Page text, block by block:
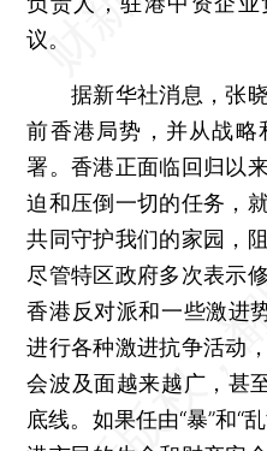
议。
据新华社消息，张晓
前香港局势，并从战
署。香港正面临回归以
迫和压倒一切的任务，
共同守护我们的家园，
尽管特区政府多次表示
香港反对派和一些激进
进行各种激进抗争活动
会波及面越来越广，甚
底线。如果任由“暴”和“